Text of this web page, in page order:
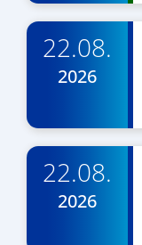
22.08.
2026
22.08.
2026